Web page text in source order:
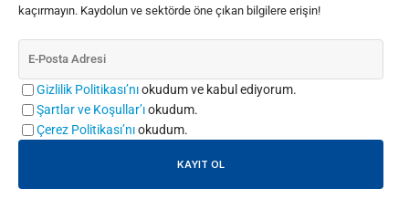
kaçırmayın. Kaydolun ve sektörde öne çıkan bilgilere erişin!
Gizlilik Politikası’nıokudum ve kabul ediyorum.
Şartlar ve Koşullar’ıokudum.
Çerez Politikası’nıokudum.